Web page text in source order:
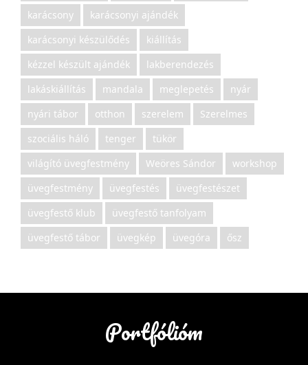
karácsony
karácsonyi ajándék
karácsonyi készülődés
kiállítás
kézzel készült ajándék
lakberendezés
lakáskiállítás
mandala meglepetés
nyár
nyári tábor
otthon szerelem
Szerelmes
szociális háló
tenger
tükör
világító üvegfestmény
Weöres Sándor
workshop
üvegfestmény
üvegfestés
üvegfestészet
üvegfestő klub
üvegfestő tanfolyam
üvegfestő tábor
üvegkép üvegóra ősz
Portfólióm